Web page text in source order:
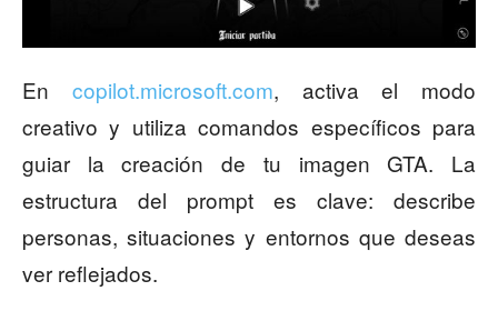
En copilot.microsoft.com, activa el modo
creativo y utiliza comandos específicos para
guiar la creación de tu imagen GTA. La
estructura del prompt es clave: describe
personas, situaciones y entornos que deseas
ver reflejados.